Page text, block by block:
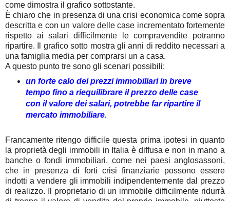
come dimostra il grafico sottostante.
È chiaro che in presenza di una crisi economica come sopra
descritta e con un valore delle case incrementato fortemente
rispetto ai salari difficilmente le compravendite potranno
ripartire. Il grafico sotto mostra gli anni di reddito necessari a
una famiglia media per comprarsi un a casa.
A questo punto tre sono gli scenari possibili:
un forte calo dei prezzi immobiliari in breve
tempo fino a riequilibrare il prezzo delle case
con il valore dei salari, potrebbe far ripartire il
mercato immobiliare.
Francamente ritengo difficile questa prima ipotesi in quanto
la proprietà degli immobili in Italia è diffusa e non in mano a
banche o fondi immobiliari, come nei paesi anglosassoni,
che in presenza di forti crisi finanziarie possono essere
indotti a vendere gli immobili indipendentemente dal prezzo
di realizzo. Il proprietario di un immobile difficilmente ridurrà